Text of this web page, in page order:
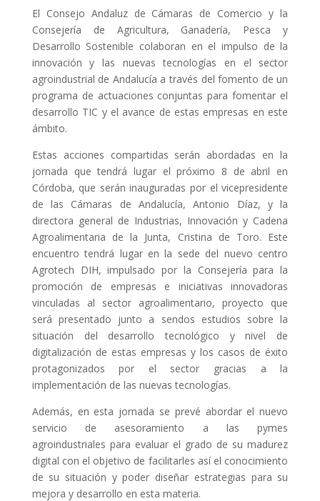
El Consejo Andaluz de Cámaras de Comercio y la
Consejería de Agricultura, Ganadería, Pesca y
Desarrollo Sostenible colaboran en el impulso de la
innovación y las nuevas tecnologías en el sector
agroindustrial de Andalucía a través del fomento de un
programa de actuaciones conjuntas para fomentar el
desarrollo TIC y el avance de estas empresas en este
ámbito.
Estas acciones compartidas serán abordadas en la
jornada que tendrá lugar el próximo 8 de abril en
Córdoba, que serán inauguradas por el vicepresidente
de las Cámaras de Andalucía, Antonio Díaz, y la
directora general de Industrias, Innovación y Cadena
Agroalimentaria de la Junta, Cristina de Toro. Este
encuentro tendrá lugar en la sede del nuevo centro
Agrotech DIH, impulsado por la Consejería para la
promoción de empresas e iniciativas innovadoras
vinculadas al sector agroalimentario, proyecto que
será presentado junto a sendos estudios sobre la
situación del desarrollo tecnológico y nivel de
digitalización de estas empresas y los casos de éxito
protagonizados por el sector gracias a la
implementación de las nuevas tecnologías.
Además, en esta jornada se prevé abordar el nuevo
servicio de asesoramiento a las pymes
agroindustriales para evaluar el grado de su madurez
digital con el objetivo de facilitarles así el conocimiento
de su situación y poder diseñar estrategias para su
mejora y desarrollo en esta materia.